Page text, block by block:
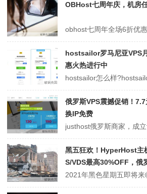
OBHost七周年庆，机房
hostsailor罗马尼亚VPS
惠火热进行中
俄罗斯VPS震撼促销！
换IP免费
黑五狂欢！HyperHost主
S/VDS最高30%OFF，俄
多款产品折扣放送